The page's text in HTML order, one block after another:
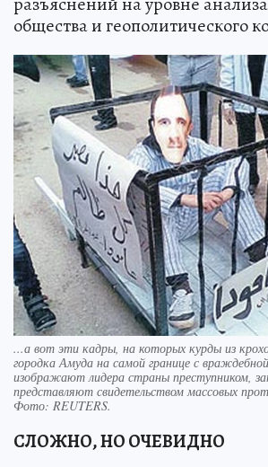
общества и геополитического
...а вот эти кадры, на которых курды из
городка Амуда на самой границе с
изображают лидера страны преступником,
представляют свидетельством массовых
Фото: REUTERS.
СЛОЖНО, НО ОЧЕВИДНО